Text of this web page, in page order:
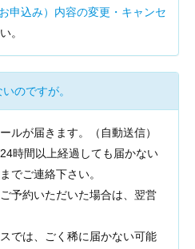
申込み）内容の変更・キャンセ
。
のですが。
ルが届きます。（自動送信）
時間以上経過しても届かない
でご連絡下さい。
予約いただいた場合は、翌営
では、ごく稀に届かない可能